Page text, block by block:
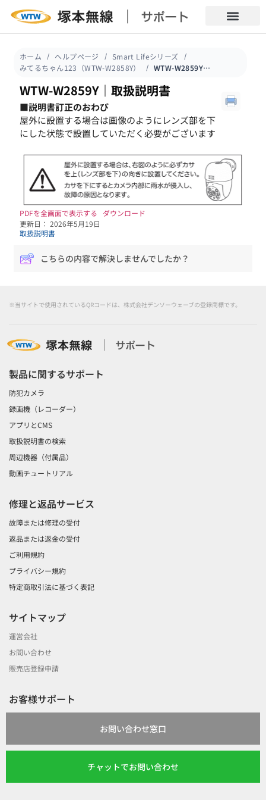
ホーム ヘルプページ
Smart Lifeシリーズ
みてるちゃん123（WTW-W2858Y）
WTW-W2859Y｜取扱説明書
WTW-W2859Y｜取扱説明書
■説明書訂正のおわび
屋外に設置する場合は画像のようにレンズ部を下
にした状態で設置していただく必要がございます
PDFを全画面で表示する
ダウンロード
更新日： 2026年5月19日
取扱説明書
こちらの内容で解決しませんでしたか？
※当サイトで使用されているQRコードは、株式会社デンソーウェーブの登録商標です。
製品に関するサポート
防犯カメラ
録画機（レコーダー）
アプリとCMS
取扱説明書の検索
周辺機器（付属品）
動画チュートリアル
修理と返品サービス
故障または修理の受付
返品または返金の受付
ご利用規約
プライバシー規約
特定商取引法に基づく表記
サイトマップ
運営会社
お問い合わせ
販売店登録申請
お客様サポート
お問い合わせ窓口
チャットでお問い合わせ